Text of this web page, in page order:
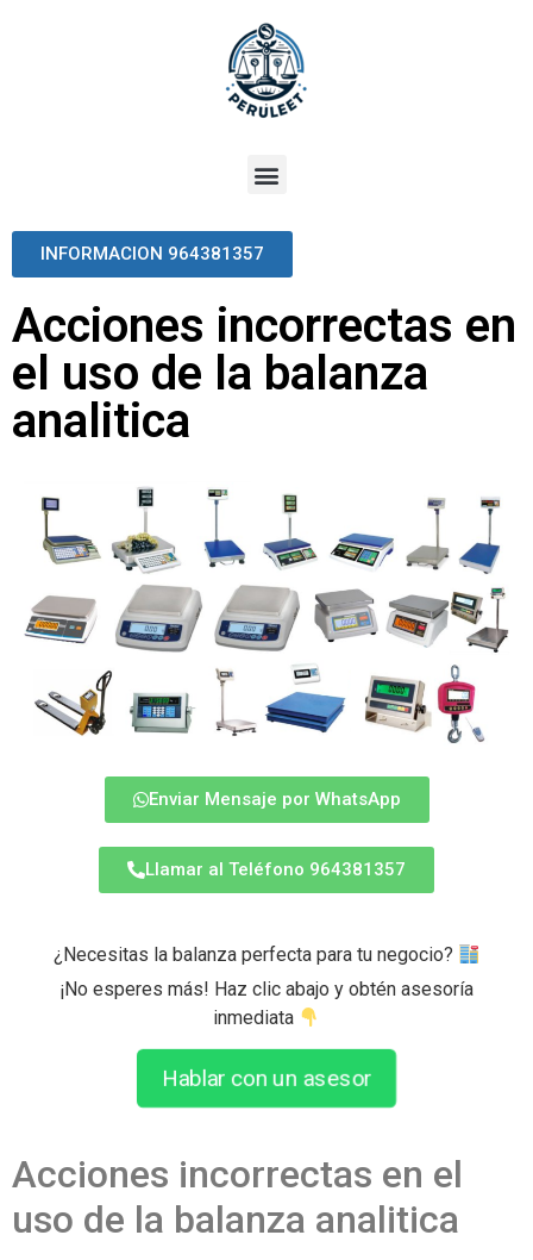
INFORMACION 964381357
Acciones incorrectas en
el uso de la balanza
analitica
Enviar Mensaje por WhatsApp
Llamar al Teléfono 964381357
¿Necesitas la balanza perfecta para tu negocio?
¡No esperes más! Haz clic abajo y obtén asesoría
inmediata
Hablar con un asesor
Acciones incorrectas en el
uso de la balanza analitica